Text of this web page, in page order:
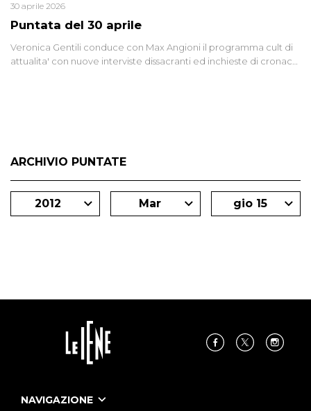
Puntata del 30 aprile
30 aprile 2026
Veronica Gentili conduce con Max Angioni il programma cult di
attualita' con nuove interviste dissacranti ed inchieste di cronaca
ARCHIVIO PUNTATE
2012 Mar gio 15
NAVIGAZIONE